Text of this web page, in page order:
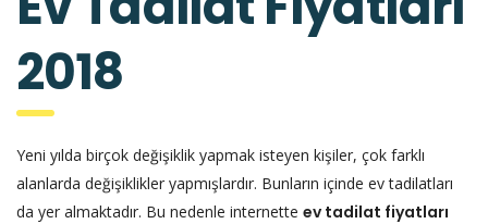
2018
Yeni yılda birçok değişiklik yapmak isteyen kişiler, çok farklı
alanlarda değişiklikler yapmışlardır. Bunların içinde ev tadilatları
da yer almaktadır. Bu nedenle internette ev tadilat fiyatları